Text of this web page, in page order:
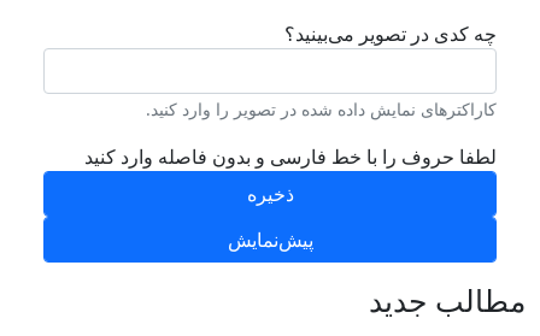
چه کدی در تصویر می‌بینید؟
کاراکترهای نمایش داده شده در تصویر را وارد کنید.
لطفا حروف را با خط فارسی و بدون فاصله وارد کنید
جدید